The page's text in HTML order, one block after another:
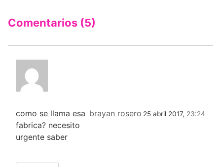
Comentarios (5)
brayan rosero 25 abril 2017, 23:24
como se llama esa
fabrica? necesito
urgente saber